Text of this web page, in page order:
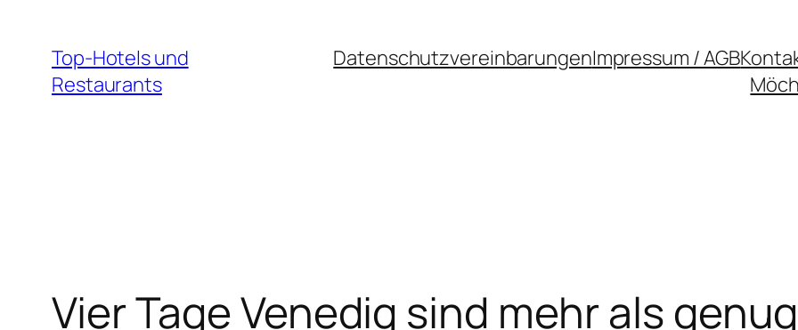
Inhalt
springen
Top-Hotels und
Restaurants
DatenschutzvereinbarungenImpressum / AGB
Vier Tage Venedig sind mehr als genug